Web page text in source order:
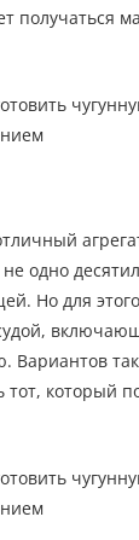
получаться
одно
Но для
Вариантов
который